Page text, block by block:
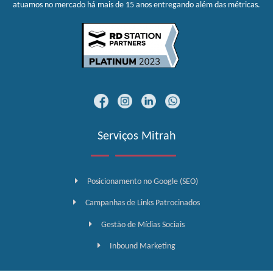
atuamos no mercado há mais de 15 anos entregando além das métricas.
Serviços Mitrah
Posicionamento no Google (SEO)
Campanhas de Links Patrocinados
Gestão de Mídias Sociais
Inbound Marketing